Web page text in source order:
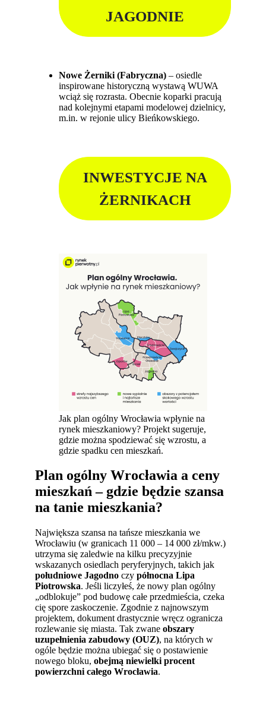
JAGODNIE
Nowe Żerniki (Fabryczna) – osiedle
inspirowane historyczną wystawą WUWA
wciąż się rozrasta. Obecnie koparki pracują
nad kolejnymi etapami modelowej dzielnicy,
m.in. w rejonie ulicy Bieńkowskiego.
INWESTYCJE NA
ŻERNIKACH
Jak plan ogólny Wrocławia wpłynie na
rynek mieszkaniowy? Projekt sugeruje,
gdzie można spodziewać się wzrostu, a
gdzie spadku cen mieszkań.
Plan ogólny Wrocławia a ceny
mieszkań – gdzie będzie szansa
na tanie mieszkania?
Największa szansa na tańsze mieszkania we
Wrocławiu (w granicach 11 000 – 14 000 zł/mkw.)
utrzyma się zaledwie na kilku precyzyjnie
wskazanych osiedlach peryferyjnych, takich jak
południowe Jagodno czypółnocna Lipa
Piotrowska. Jeśli liczyłeś, że nowy plan ogólny
„odblokuje” pod budowę całe przedmieścia, czeka
cię spore zaskoczenie. Zgodnie z najnowszym
projektem, dokument drastycznie wręcz ogranicza
rozlewanie się miasta. Tak zwaneobszary
uzupełnienia zabudowy (OUZ), na których w
ogóle będzie można ubiegać się o postawienie
nowego bloku,obejmą niewielki procent
powierzchni całego Wrocławia.